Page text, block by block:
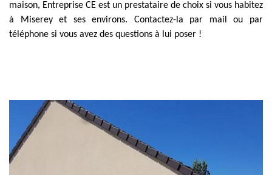
maison, Entreprise CE est un prestataire de choix si vous habitez
à Miserey et ses environs. Contactez-la par mail ou par
téléphone si vous avez des questions à lui poser !